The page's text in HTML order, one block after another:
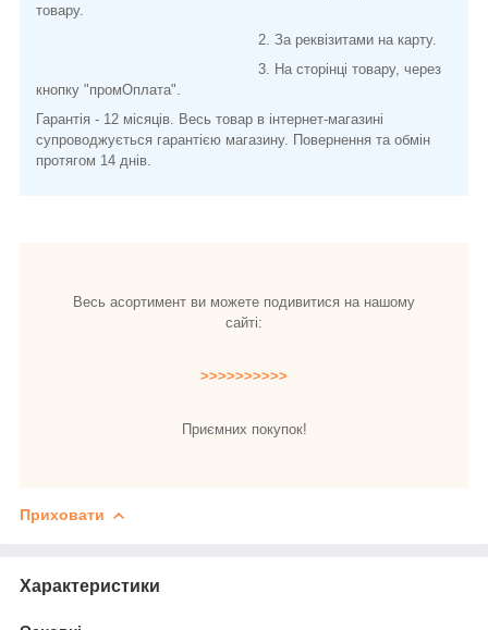
товару.
2. За реквізитами на карту.
3. На сторінці товару, через
кнопку "промОплата".
Гарантія - 12 місяців. Весь товар в інтернет-магазині
супроводжується гарантією магазину. Повернення та обмін
протягом 14 днів.
Весь асортимент ви можете подивитися на нашому
сайті:
>>>>>>>>>>
Приємних покупок!
Приховати
Характеристики